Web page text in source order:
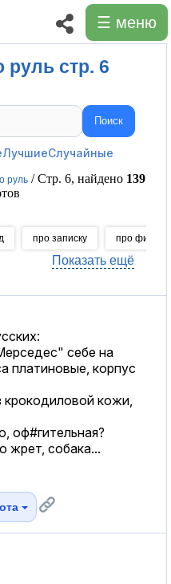
☰ меню
стр. 6
анекдотов Поиск
ЛучшиеСлучайные
руль/ Стр. 6, найдено 139
про записку про
Показать ещё
себе на
платиновые, корпус
крокодиловой кожи,
оф#гительная?
жрет, собака...